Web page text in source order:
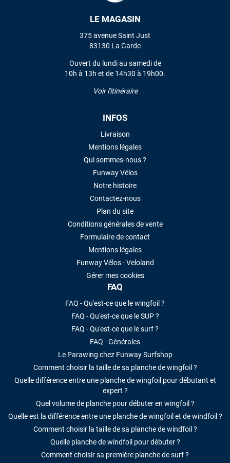
LE MAGASIN
375 avenue Saint Just
83130 La Garde
Ouvert du lundi au samedi de
10h à 13h et de 14h30 à 19h00.
Voir l'itinéraire
INFOS
Livraison
Mentions légales
Qui sommes-nous ?
Funway Vélos
Notre histoire
Contactez-nous
Plan du site
Conditions générales de vente
Formulaire de contact
Mentions légales
Funway Vélos - Veloland
Gérer mes cookies
FAQ
FAQ - Qu'est-ce que le wingfoil ?
FAQ - Qu'est-ce que le SUP ?
FAQ - Qu'est-ce que le surf ?
FAQ - Générales
Le Parawing chez Funway Surfshop
Comment choisir la taille de sa planche de wingfoil ?
Quelle différence entre une planche de wingfoil pour débutant et
expert ?
Quel volume de planche pour débuter en wingfoil ?
Quelle est la différence entre une planche de wingfoil et de windfoil ?
Comment choisir la taille de sa planche de windfoil ?
Quelle planche de windfoil pour débuter ?
Comment choisir sa première planche de surf ?
LAISSER UN AVIS